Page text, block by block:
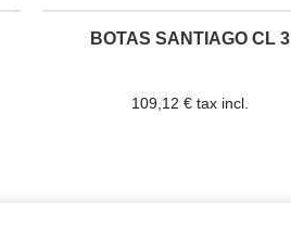
BOTAS SANTIAGO CL 3
109,12 € tax incl.